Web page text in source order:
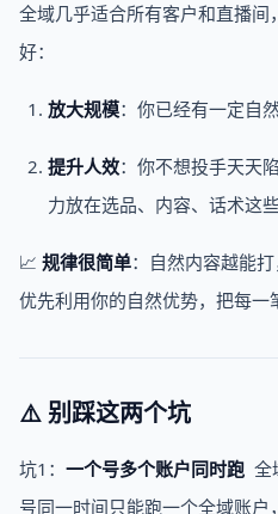
全域几乎适合所有客户和直播间
好：
放大规模：你已经有一定自
提升人效：你不想投手天天
力放在选品、内容、话术这
📈 规律很简单：自然内容越能
优先利用你的自然优势，把每一
⚠️ 别踩这两个坑
坑1： 一个号多个账户同时跑 全
号同一时间只能跑一个全域账